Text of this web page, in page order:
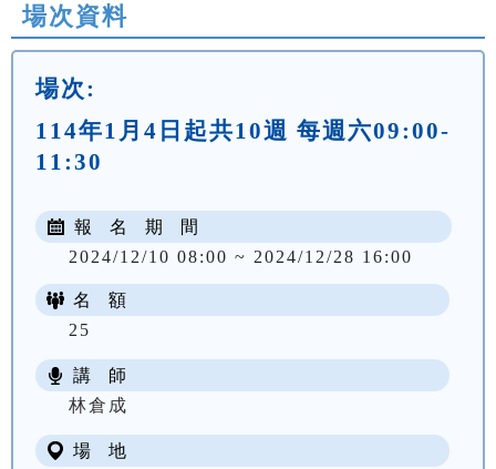
場次資料
場次:
114年1月4日起共10週 每週六09:00-
11:30
報 名 期 間
2024/12/10 08:00 ~ 2024/12/28 16:00
名 額
25
講 師
林倉成
場 地